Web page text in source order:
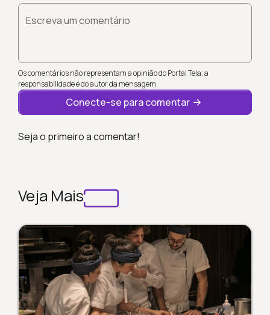
Escreva um comentário
Os comentários não representam a opinião do Portal Tela; a
responsabilidade é do autor da mensagem.
Conecte-se para comentar
Seja o primeiro a comentar!
Veja Mais